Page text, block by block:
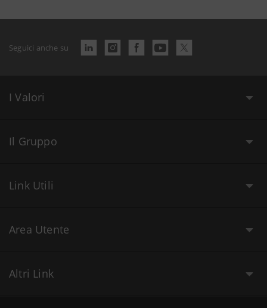
Seguici anche su
I Valori
Il Gruppo
Link Utili
Area Utente
Altri Link